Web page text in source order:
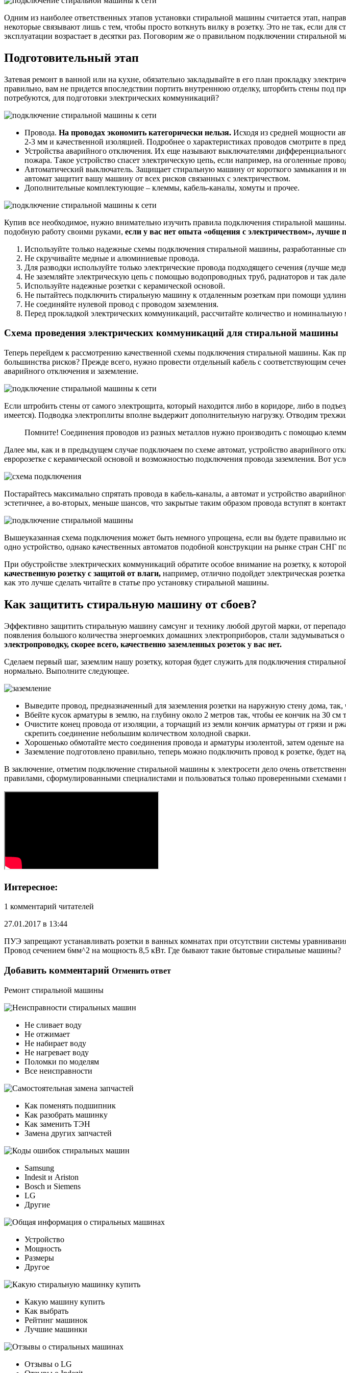
электричеству
Одним из наиболее ответственных этапов установки стиральной машины считается этап,
некоторые связывают лишь с тем, чтобы просто воткнуть вилку в розетку. Это не так, если
эксплуатации возрастает в десятки раз. Поговорим же о правильном подключении стиральной
Подготовительный этап
Затевая ремонт в ванной или на кухне, обязательно закладывайте в его план прокладку
правильно, вам не придется впоследствии портить внутреннюю отделку, шторбить стены под
потребуются, для подготовки электрических коммуникаций?
Провода. На проводах экономить категорически нельзя. Исходя из средней мощности
2-3 мм и качественной изоляцией. Подробнее о характеристиках проводов смотрите в
Устройства аварийного отключения. Их еще называют выключателями
пожара. Такое устройство спасет электрическую цепь, если например, на оголенные
Автоматический выключатель. Защищает стиральную машину от короткого замыкания и
автомат защитит вашу машину от всех рисков связанных с электричеством.
Дополнительные комплектующие – клеммы, кабель-каналы, хомуты и прочее.
Купив все необходимое, нужно внимательно изучить правила подключения стиральной
подобную работу своими руками, если у вас нет опыта «общения с электричеством», лучше
Используйте только надежные схемы подключения стиральной машины, разработанные
Не скручивайте медные и алюминиевые провода.
Для разводки используйте только электрические провода подходящего сечения (лучше
Не заземляйте электрическую цепь с помощью водопроводных труб, радиаторов и так
Используйте надежные розетки с керамической основой.
Не пытайтесь подключить стиральную машину к отдаленным розеткам при помощи
Не соединяйте нулевой провод с проводом заземления.
Перед прокладкой электрических коммуникаций, рассчитайте количество и
Схема проведения электрических коммуникаций для стиральной машины
Теперь перейдем к рассмотрению качественной схемы подключения стиральной машины. Как
большинства рисков? Прежде всего, нужно провести отдельный кабель с соответствующим
аварийного отключения и заземление.
Если штробить стены от самого электрощита, который находится либо в коридоре, либо в
имеется). Подводка электроплиты вполне выдержит дополнительную нагрузку. Отводим
Помните! Соединения проводов из разных металлов нужно производить с помощью
Далее мы, как и в предыдущем случае подключаем по схеме автомат, устройство аварийного
евророзетке с керамической основой и возможностью подключения провода заземления. Вот
Постарайтесь максимально спрятать провода в кабель-каналы, а автомат и устройство
эстетичнее, а во-вторых, меньше шансов, что закрытые таким образом провода вступят в
Вышеуказанная схема подключения может быть немного упрощена, если вы будете правильно
одно устройство, однако качественных автоматов подобной конструкции на рынке стран СНГ
При обустройстве электрических коммуникаций обратите особое внимание на розетку, к
качественную розетку с защитой от влаги, например, отлично подойдет электрическая
как это лучше сделать читайте в статье про установку стиральной машины.
Как защитить стиральную машину от сбоев?
Эффективно защитить стиральную машину самсунг и технику любой другой марки, от
появления большого количества энергоемких домашних электроприборов, стали задумываться о
электропроводку, скорее всего, качественно заземленных розеток у вас нет.
Сделаем первый шаг, заземлим нашу розетку, которая будет служить для подключения
нормально. Выполните следующее.
Выведите провод, предназначенный для заземления розетки на наружную стену дома,
Вбейте кусок арматуры в землю, на глубину около 2 метров так, чтобы ее кончик на 30 см
Очистите конец провода от изоляции, а торчащий из земли кончик арматуры от грязи и
скрепить соединение небольшим количеством холодной сварки.
Хорошенько обмотайте место соединения провода и арматуры изолентой, затем оденьте
Заземление подготовлено правильно, теперь можно подключить провод к розетке, будет
В заключение, отметим подключение стиральной машины к электросети дело очень
правилами, сформулированными специалистами и пользоваться только проверенными
Интересное:
1 комментарий читателей
27.01.2017 в 13:44
ПУЭ запрещают устанавливать розетки в ванных комнатах при отсутствии системы
Провод сечением 6мм^2 на мощность 8,5 кВт. Где бывают такие бытовые стиральные машины?
Добавить комментарий Отменить ответ
Ремонт стиральной машины
Не сливает воду
Не отжимает
Не набирает воду
Не нагревает воду
Поломки по моделям
Все неисправности
Как поменять подшипник
Как разобрать машинку
Как заменить ТЭН
Замена других запчастей
Samsung
Indesit и Ariston
Bosch и Siemens
LG
Другие
Устройство
Мощность
Размеры
Другое
Какую машину купить
Как выбрать
Рейтинг машинок
Лучшие машинки
Отзывы о LG